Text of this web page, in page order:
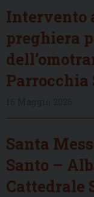
Intervento
preghiera
Parrocchia
Santa
Santo –
Cattedrale